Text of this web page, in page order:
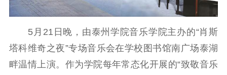
江苏文脉
资料下载
新闻宣传
主题宣传 对外宣传
新闻发布
记者之家
品牌栏目
5月21日晚，由泰州学院音乐学院主办的“肖斯
塔科维奇之夜”专场音乐会在学校图书馆南广场泰湖
畔温情上演。作为学院每年常态化开展的“致敬音乐